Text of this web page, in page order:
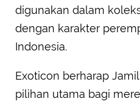
digunakan dalam
dengan karakter
Indonesia.
Exoticon berharap
pilihan utama bagi